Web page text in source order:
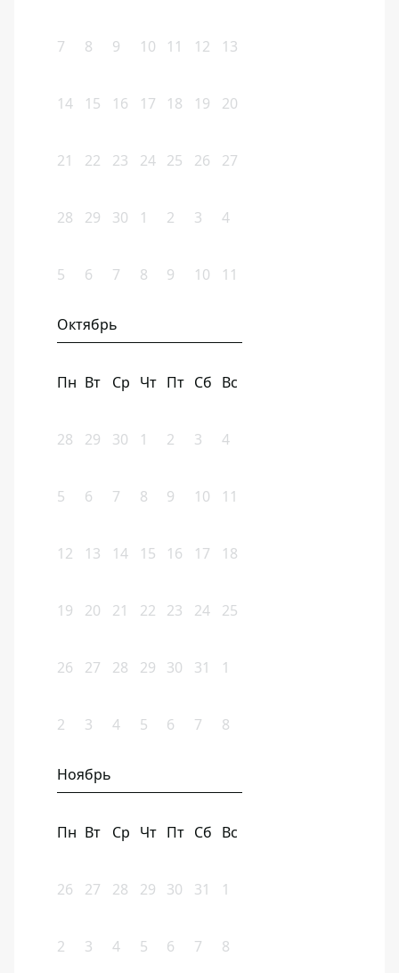
7 8 9 10 11 12 13
14 15 16 17 18 19 20
21 22 23 24 25 26 27
28 29 30 1 2 3 4
5 6 7 8 9 10 11
Октябрь
Пн Вт Ср Чт Пт Сб Вс
28 29 30 1 2 3 4
5 6 7 8 9 10 11
12 13 14 15 16 17 18
19 20 21 22 23 24 25
26 27 28 29 30 31 1
2 3 4 5 6 7 8
Ноябрь
Пн Вт Ср Чт Пт Сб Вс
26 27 28 29 30 31 1
2 3 4 5 6 7 8